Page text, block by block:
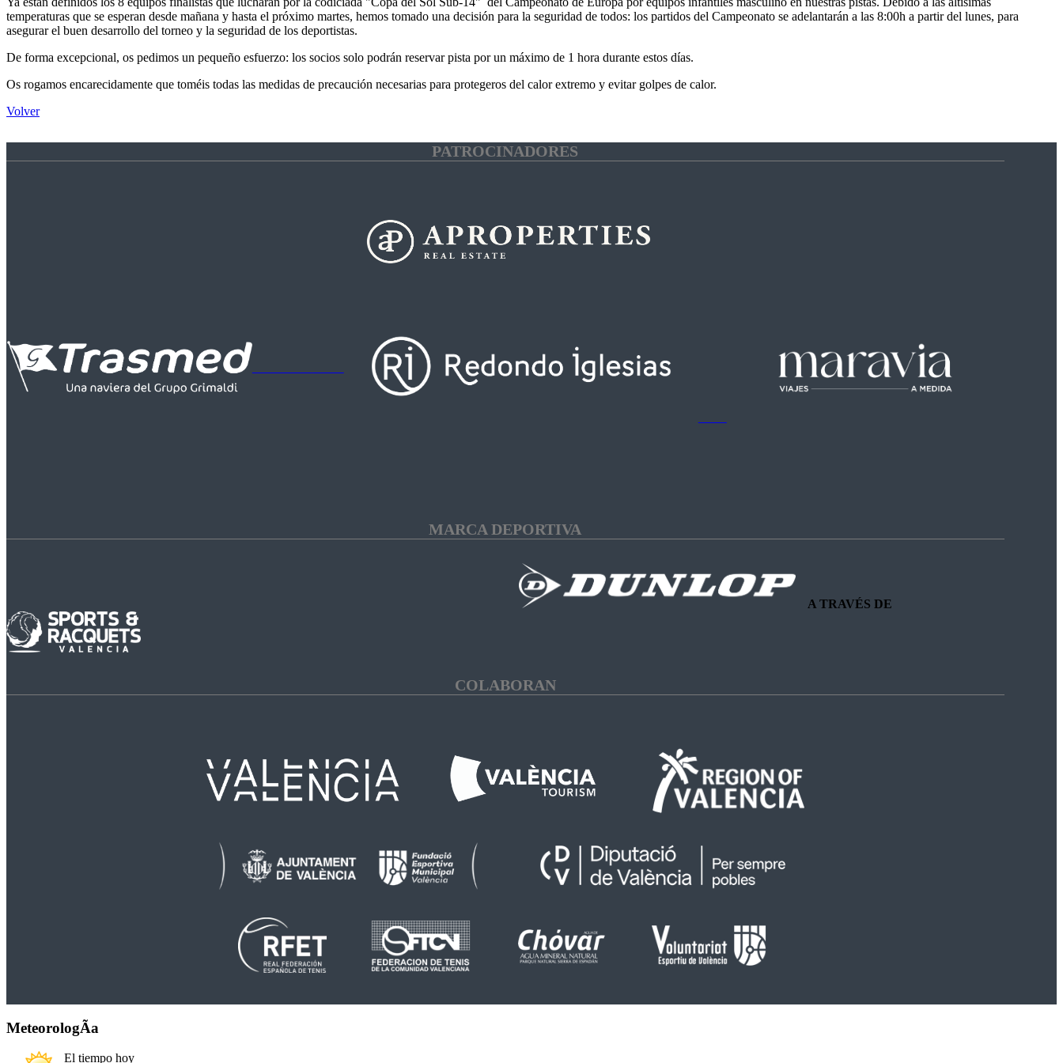
temperaturas que se esperan desde mañana y hasta el próximo martes, hemos tomado una decisión para la seguridad de todos: los partidos del Campeonato se adelantarán a las 8:00h a partir del lunes, para
asegurar el buen desarrollo del torneo y la seguridad de los deportistas.
De forma excepcional, os pedimos un pequeño esfuerzo: los socios solo podrán reservar pista por un máximo de 1 hora durante estos días.
Os rogamos encarecidamente que toméis todas las medidas de precaución necesarias para protegeros del calor extremo y evitar golpes de calor.
Volver
PATROCINADORES
MARCA DEPORTIVA
A TRAVÉS DE
COLABORAN
MeteorologÃ­a
El tiempo hoy